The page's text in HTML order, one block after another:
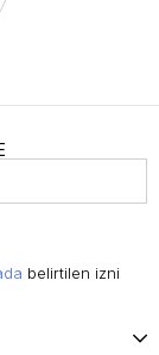
belirtilen izni